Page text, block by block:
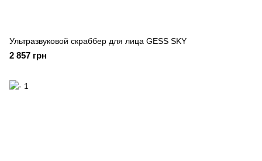
Ультразвуковой скраббер для лица GESS SKY
2 857 грн